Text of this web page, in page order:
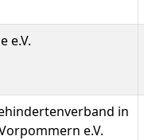
e.V.
in
e.V.